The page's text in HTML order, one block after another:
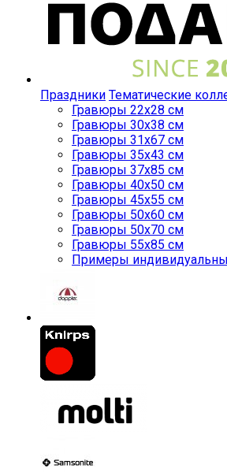
Праздники Тематические
Гравюры 22x28 см
Гравюры 30x38 см
Гравюры 31x67 см
Гравюры 35x43 см
Гравюры 37x85 см
Гравюры 40x50 см
Гравюры 45x55 см
Гравюры 50x60 см
Гравюры 50x70 см
Гравюры 55x85 см
Примеры